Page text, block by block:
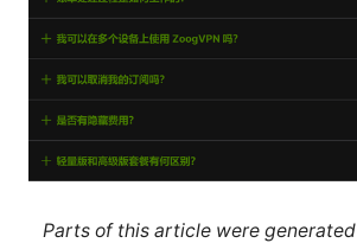
Parts of this article were